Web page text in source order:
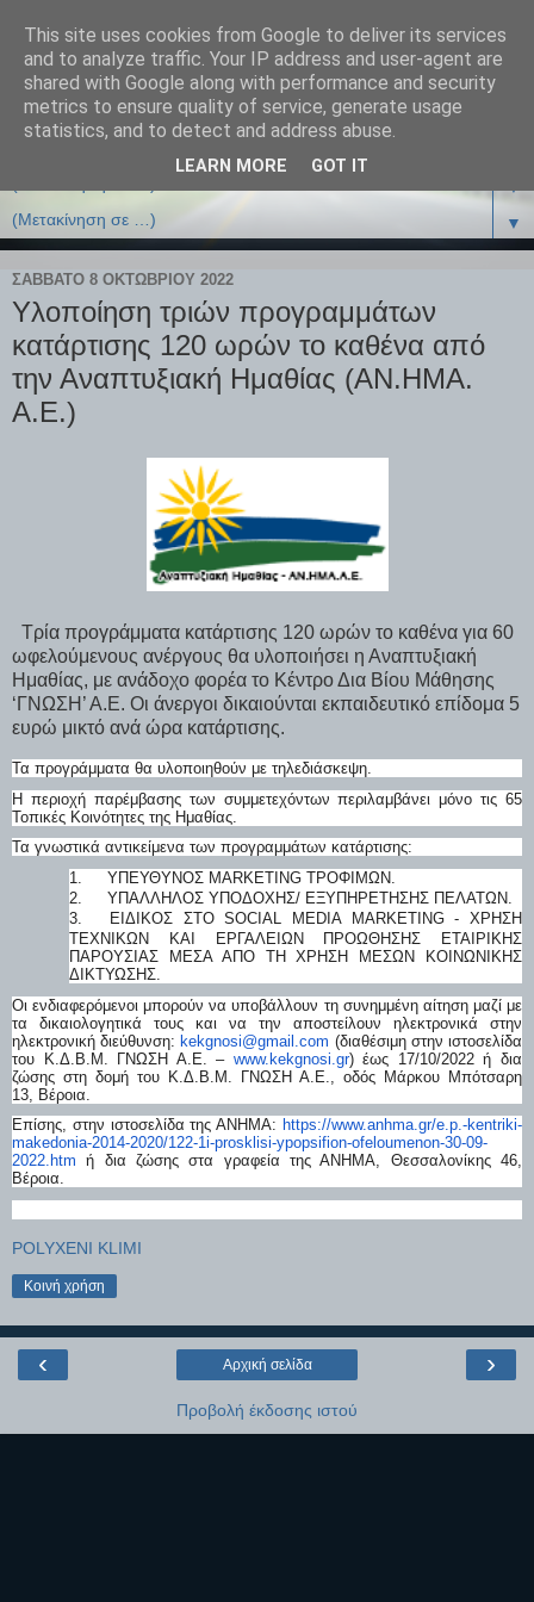
▼
▼
ΣΆΒΒΑΤΟ 8 ΟΚΤΩΒΡΊΟΥ 2022
Υλοποίηση τριών προγραμμάτων
κατάρτισης 120 ωρών το καθένα από
την Αναπτυξιακή Ημαθίας (ΑΝ.ΗΜΑ.
Α.Ε.)
Τρία προγράμματα κατάρτισης 120 ωρών το καθένα για 60
ωφελούμενους ανέργους θα υλοποιήσει η Αναπτυξιακή
Ημαθίας, με ανάδοχο φορέα το Κέντρο Δια Βίου Μάθησης
‘ΓΝΩΣΗ’ Α.Ε. Οι άνεργοι δικαιούνται εκπαιδευτικό επίδομα 5
ευρώ μικτό ανά ώρα κατάρτισης.
Τα προγράμματα θα υλοποιηθούν με τηλεδιάσκεψη.
Η περιοχή παρέμβασης των συμμετεχόντων περιλαμβάνει μόνο τις 65
Τοπικές Κοινότητες της Ημαθίας.
Τα γνωστικά αντικείμενα των προγραμμάτων κατάρτισης:
1.
ΥΠΕΥΘΥΝΟΣ MARKETING ΤΡΟΦΙΜΩΝ.
2.
ΥΠΑΛΛΗΛΟΣ ΥΠΟΔΟΧΗΣ/ ΕΞΥΠΗΡΕΤΗΣΗΣ ΠΕΛΑΤΩΝ.
3.
ΕΙΔΙΚΟΣ ΣΤΟ SOCIAL MEDIA MARKETING - ΧΡΗΣΗ
ΤΕΧΝΙΚΩΝ ΚΑΙ ΕΡΓΑΛΕΙΩΝ ΠΡΟΩΘΗΣΗΣ ΕΤΑΙΡΙΚΗΣ
ΠΑΡΟΥΣΙΑΣ ΜΕΣΑ ΑΠΟ ΤΗ ΧΡΗΣΗ ΜΕΣΩΝ ΚΟΙΝΩΝΙΚΗΣ
ΔΙΚΤΥΩΣΗΣ.
Οι ενδιαφερόμενοι μπορούν να υποβάλλουν τη συνημμένη αίτηση μαζί με
τα δικαιολογητικά τους και να την αποστείλουν ηλεκτρονικά στην
ηλεκτρονική διεύθυνση:kekgnosi@gmail.com (διαθέσιμη στην ιστοσελίδα
του Κ.Δ.Β.Μ. ΓΝΩΣΗ Α.Ε. – www.kekgnosi.gr) έως 17/10/2022 ή δια
ζώσης στη δομή του Κ.Δ.Β.Μ. ΓΝΩΣΗ Α.Ε., οδός Μάρκου Μπότσαρη
13, Βέροια.
Επίσης, στην ιστοσελίδα της ΑΝΗΜΑ: https://www.anhma.gr/e.p.-kentriki-
makedonia-2014-2020/122-1i-prosklisi-ypopsifion-ofeloumenon-30-09-
2022.htm ή δια ζώσης στα γραφεία της ΑΝΗΜΑ, Θεσσαλονίκης 46,
Βέροια.
POLYXENI KLIMI
Κοινή χρήση
‹ ›
Αρχική σελίδα
Προβολή έκδοσης ιστού
This site uses cookies from Google to deliver its services
and to analyze traffic. Your IP address and user-agent are
shared with Google along with performance and security
metrics to ensure quality of service, generate usage
statistics, and to detect and address abuse.
LEARN MORE GOT IT